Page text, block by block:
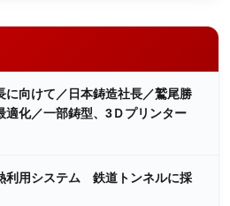
向けて／日本鋳造社長／鷲尾勝
化／一部鋳型、3Ｄプリンター
利用システム 鉄道トンネルに採